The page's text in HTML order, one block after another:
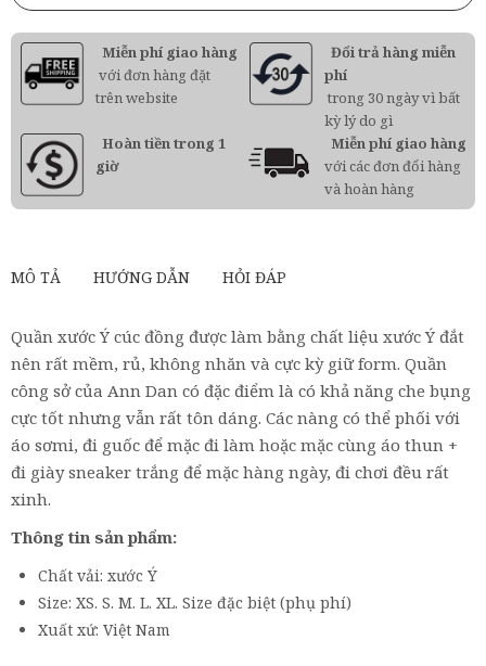
Miễn phí giao hàng
với đơn hàng đặt
trên website
Đổi trả hàng miễn
phí
trong 30 ngày vì bất
kỳ lý do gì
Hoàn tiền trong 1
giờ
Miễn phí giao hàng
với các đơn đổi hàng
và hoàn hàng
MÔ TẢ HƯỚNG DẪN HỎI ĐÁP
Quần xước Ý cúc đồng được làm bằng chất liệu xước Ý đắt
nên rất mềm, rủ, không nhăn và cực kỳ giữ form. Quần
công sở của Ann Dan có đặc điểm là có khả năng che bụng
cực tốt nhưng vẫn rất tôn dáng. Các nàng có thể phối với
áo sơmi, đi guốc để mặc đi làm hoặc mặc cùng áo thun +
đi giày sneaker trắng để mặc hàng ngày, đi chơi đều rất
xinh.
Thông tin sản phẩm:
Chất vải: xước Ý
Size: XS. S. M. L. XL. Size đặc biệt (phụ phí)
Xuất xứ: Việt Nam